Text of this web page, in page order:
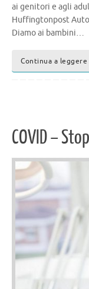
ai genitori e agli
Huffingtonpost
Diamo ai bambini…
Continua a leggere
COVID –